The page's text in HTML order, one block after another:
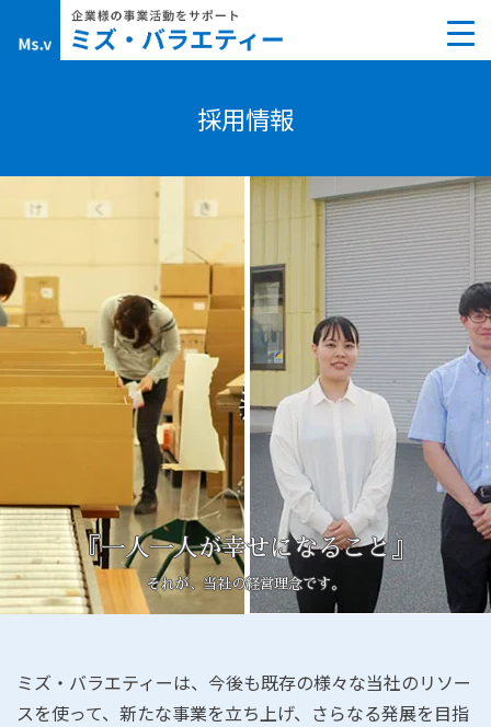
content
採用情報
『一人一人が幸せになること』
それが、当社の経営理念です。
ミズ・バラエティーは、今後も既存の様々な当社のリソー
スを使って、新たな事業を立ち上げ、さらなる発展を目指